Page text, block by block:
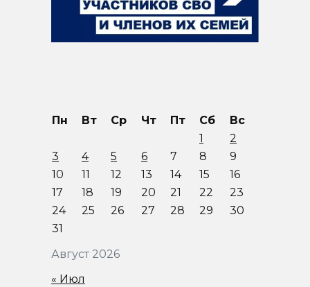
Август 2026
Пн Вт Ср Чт Пт Сб
Вс
1
2
3
4 5 6 7 8
9
10
11 12 13 14 15
16
17
18 19 20 21 22
23
24
25 26 27 28 29
30
31
« Июл